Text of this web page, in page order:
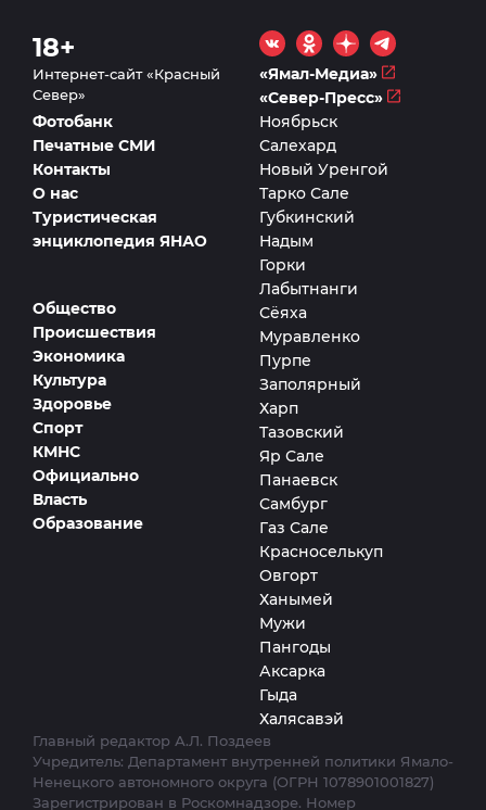
18+
Интернет-сайт «Красный
Север»
«Ямал-Медиа»
«Север-Пресс»
Общество
Происшествия
Экономика
Культура
Здоровье
Спорт
КМНС
Официально
Власть
Образование
Фотобанк
Печатные СМИ
Контакты
О нас
Туристическая
энциклопедия ЯНАО
Ноябрьск
Салехард
Новый Уренгой
Тарко Сале
Губкинский
Надым
Горки
Лабытнанги
Сёяха
Муравленко
Пурпе
Заполярный
Харп
Тазовский
Яр Сале
Панаевск
Самбург
Газ Сале
Красноселькуп
Овгорт
Ханымей
Мужи
Пангоды
Аксарка
Гыда
Халясавэй
Главный редактор А.Л. Поздеев
Учредитель: Департамент внутренней политики Ямало-
Ненецкого автономного округа (ОГРН 1078901001827)
Зарегистрирован в Роскомнадзоре. Номер